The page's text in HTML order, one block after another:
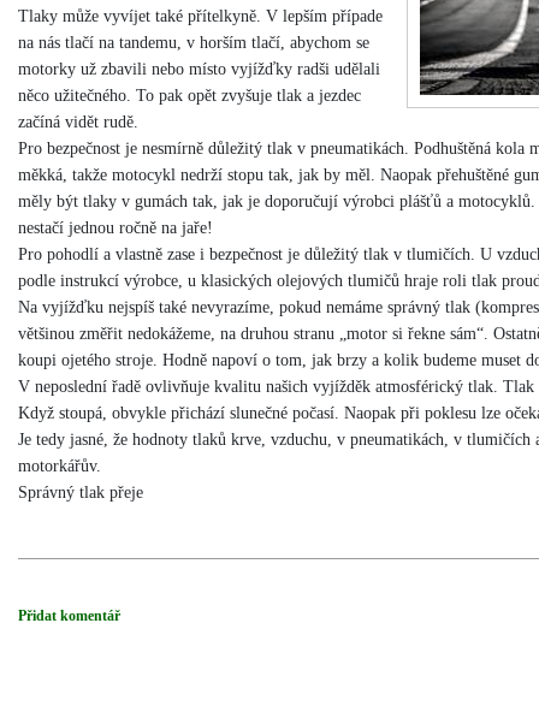
Tlaky může vyvíjet také přítelkyně. V lepším případe
na nás tlačí na tandemu, v horším tlačí, abychom se
motorky už zbavili nebo místo vyjížďky radši udělali
něco užitečného. To pak opět zvyšuje tlak a jezdec
začíná vidět rudě.
Pro bezpečnost je nesmírně důležitý tlak v pneumatikách. Podhuštěná kola
měkká, takže motocykl nedrží stopu tak, jak by měl. Naopak přehuštěné
měly být tlaky v gumách tak, jak je doporučují výrobci plášťů a motocyklů.
nestačí jednou ročně na jaře!
Pro pohodlí a vlastně zase i bezpečnost je důležitý tlak v tlumičích. U
podle instrukcí výrobce, u klasických olejových tlumičů hraje roli tlak
Na vyjížďku nejspíš také nevyrazíme, pokud nemáme správný tlak
většinou změřit nedokážeme, na druhou stranu „motor si řekne sám“.
koupi ojetého stroje. Hodně napoví o tom, jak brzy a kolik budeme muset
V neposlední řadě ovlivňuje kvalitu našich vyjížděk atmosférický tlak.
Když stoupá, obvykle přichází slunečné počasí. Naopak při poklesu lze
Je tedy jasné, že hodnoty tlaků krve, vzduchu, v pneumatikách, v
motorkářův.
Správný tlak přeje
Přidat komentář